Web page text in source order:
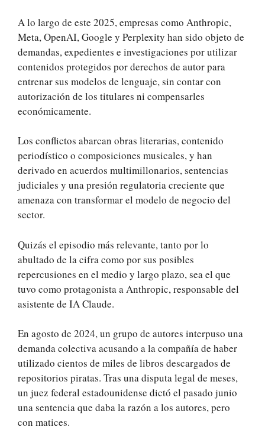
A lo largo de este 2025, empresas como Anthropic,
Meta, OpenAI, Google y Perplexity han sido objeto de
demandas, expedientes e investigaciones por utilizar
contenidos protegidos por derechos de autor para
entrenar sus modelos de lenguaje, sin contar con
autorización de los titulares ni compensarles
económicamente.
Los conflictos abarcan obras literarias, contenido
periodístico o composiciones musicales, y han
derivado en acuerdos multimillonarios, sentencias
judiciales y una presión regulatoria creciente que
amenaza con transformar el modelo de negocio del
sector.
Quizás el episodio más relevante, tanto por lo
abultado de la cifra como por sus posibles
repercusiones en el medio y largo plazo, sea el que
tuvo como protagonista a Anthropic, responsable del
asistente de IA Claude.
En agosto de 2024, un grupo de autores interpuso una
demanda colectiva acusando a la compañía de haber
utilizado cientos de miles de libros descargados de
repositorios piratas. Tras una disputa legal de meses,
un juez federal estadounidense dictó el pasado junio
una sentencia que daba la razón a los autores, pero
con matices.